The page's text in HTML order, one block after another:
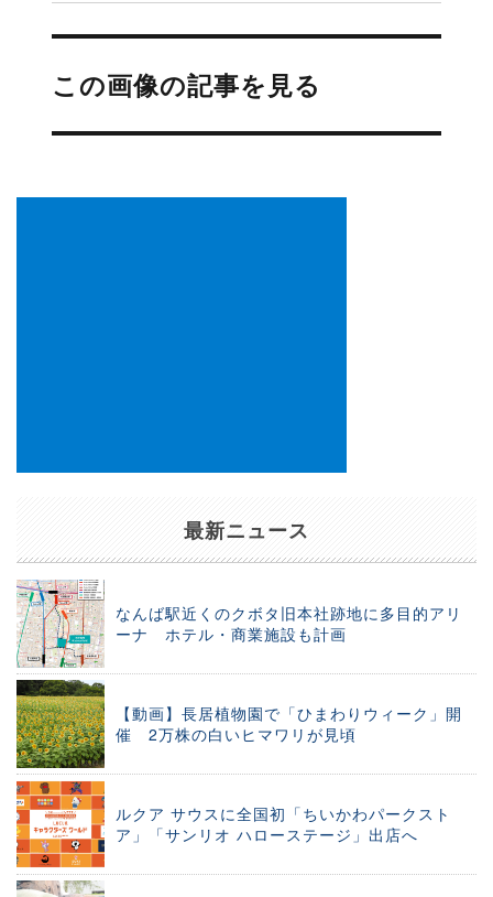
投
ナ
ビ
ー
この画像の記事を見る
最新ニュース
なんば駅近くのクボタ旧本社跡地に多目的アリ
ーナ ホテル・商業施設も計画
【動画】長居植物園で「ひまわりウィーク」開
催 2万株の白いヒマワリが見頃
ルクア サウスに全国初「ちいかわパークスト
ア」「サンリオ ハローステージ」出店へ